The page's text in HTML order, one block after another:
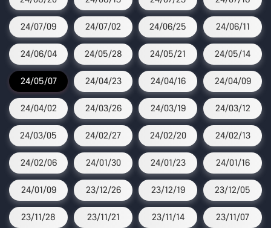
24/07/09 24/07/02 24/06/25 24/06/11
24/06/04 24/05/28 24/05/21 24/05/14
24/05/07 24/04/23 24/04/16 24/04/09
24/04/02 24/03/26 24/03/19 24/03/12
24/03/05 24/02/27 24/02/20 24/02/13
24/02/06 24/01/30 24/01/23 24/01/16
24/01/09 23/12/26 23/12/19 23/12/05
23/11/28 23/11/21 23/11/14 23/11/07